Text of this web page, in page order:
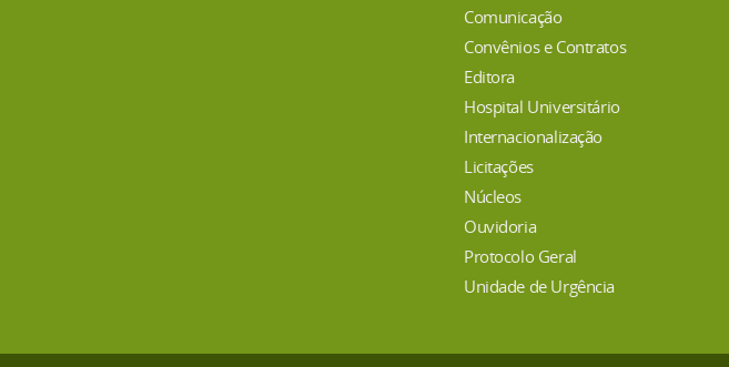
Comunicação
Convênios e Contratos
Editora
Hospital Universitário
Internacionalização
Licitações
Núcleos
Ouvidoria
Protocolo Geral
Unidade de Urgência